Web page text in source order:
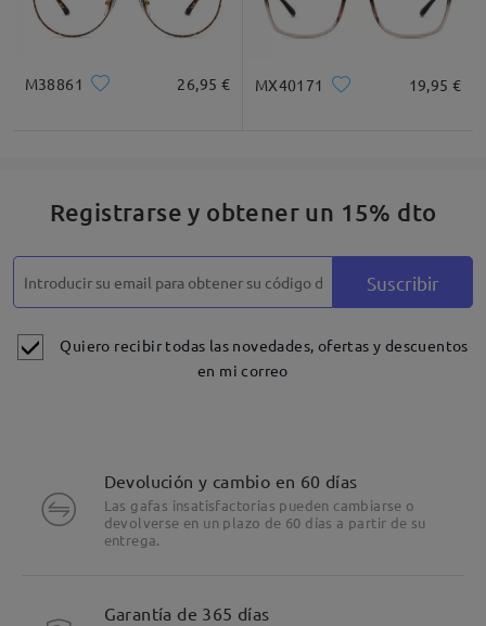
M38861 26,95 € MX40171 19,95 €
Registrarse y obtener un 15% dto
Suscribir
Quiero recibir todas las novedades, ofertas y descuentos
en mi correo
Devolución y cambio en 60 días
Las gafas insatisfactorias pueden cambiarse o
devolverse en un plazo de 60 días a partir de su
entrega.
Garantía de 365 días